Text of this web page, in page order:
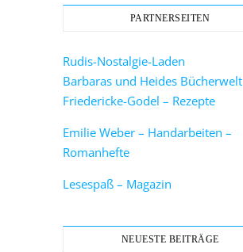
PARTNERSEITEN
Rudis-Nostalgie-Laden
Barbaras und Heides Bücherwelt
Friedericke-Godel – Rezepte
Emilie Weber – Handarbeiten –
Romanhefte
Lesespaß – Magazin
NEUESTE BEITRÄGE